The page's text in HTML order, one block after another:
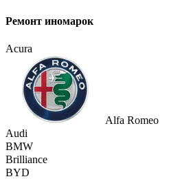
Ремонт иномарок
Acura
Alfa Romeo
Audi
BMW
Brilliance
BYD